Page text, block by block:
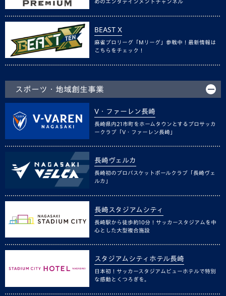
めのエンタテインメントチャンネル
BEAST X
麻雀プロリーグ「Mリーグ」参戦中！最新情報は
こちらをチェック！
スポーツ・地域創生事業
V・ファーレン長崎
長崎県内21市町をホームタウンとするプロサッカ
ークラブ「V・ファーレン長崎」
長崎ヴェルカ
長崎初のプロバスケットボールクラブ「長崎ヴェ
ルカ」
長崎スタジアムシティ
長崎駅から徒歩約10分！サッカースタジアムを中
心とした大型複合施設
スタジアムシティホテル長崎
日本初！サッカースタジアムビューホテルで特別
な感動とくつろぎを。